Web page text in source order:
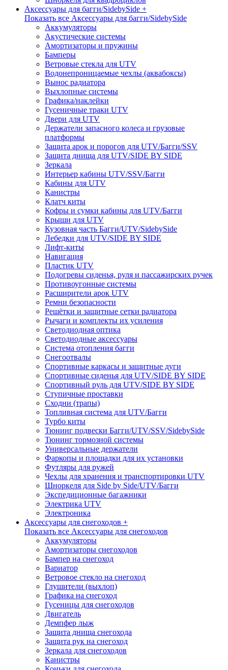
Аксессуары для багги/SidebySide +
Показать все Аксессуары для багги/SidebySide
Аккумуляторы
Акустические системы
Амортизаторы и пружины
Бамперы
Ветровые стекла для UTV
Водонепроницаемые чехлы (аквабоксы)
Вынос радиатора
Выхлопные системы
Графика/наклейки
Гусеничные траки UTV
Двери для UTV
Держатели запасного колеса и грузовые
платформы
Защита арок и порогов для UTV/Багги/SSV
Защита днища для UTV/SIDE BY SIDE
Зеркала
Интерьер кабины UTV/SSV/Багги
Кабины для UTV
Канистры
Клатч киты
Кофры и сумки кабины для UTV/Багги
Крыши для UTV
Кузовная часть Багги/UTV/SidebySide
Лебедки для UTV/SIDE BY SIDE
Лифт-киты
Навигация
Пластик UTV
Подогревы сиденья, руля и пассажирских ручек
Противоугонные системы
Расширители арок UTV
Ремни безопасности
Решётки и защитные сетки радиатора
Рычаги и комплекты их усиления
Светодиодная оптика
Светодиодные аксессуары
Система отопления багги
Снегоотвалы
Спортивные каркасы и защитные дуги
Спортивные сиденья для UTV/SIDE BY SIDE
Спортивный руль для UTV/SIDE BY SIDE
Ступичные проставки
Сходни (трапы)
Топливная система для UTV/Багги
Турбо киты
Тюнинг подвески Багги/UTV/SSV/SidebySide
Тюнинг тормозной системы
Универсальные держатели
Фаркопы и площадки для их установки
Футляры для ружей
Чехлы для хранения и транспортировки UTV
Шноркеля для Side by Side/UTV/Багги
Экспедиционные багажники
Электрика UTV
Электроника
Аксессуары для снегоходов +
Показать все Аксессуары для снегоходов
Аккумуляторы
Амортизаторы снегоходов
Бампер на снегоход
Вариатор
Ветровое стекло на снегоход
Глушители (выхлоп)
Графика на снегоход
Гусеницы для снегоходов
Двигатель
Демпфер лыж
Защита днища снегохода
Защита рук на снегоход
Зеркала для снегоходов
Канистры